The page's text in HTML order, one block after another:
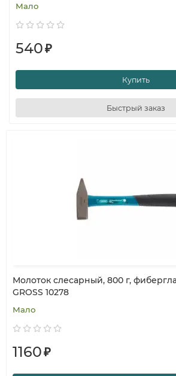
Мало
540₽
Купить
Быстрый заказ
Молоток слесарный, 800 г,
GROSS 10278
Мало
1160₽